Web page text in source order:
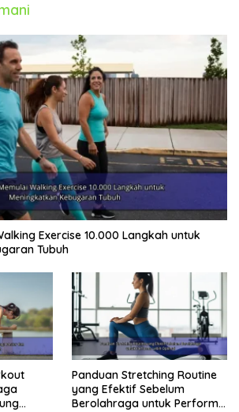
Exercise 10.000 Langkah untuk
Tubuh
Panduan Stretching Routine
yang Efektif Sebelum
Berolahraga untuk Performa